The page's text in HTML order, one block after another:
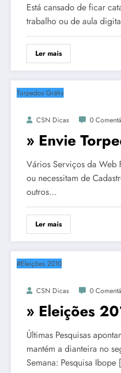
Está cansado de ficar
trabalho ou de aula
Ler mais
Torpedos Grátis
CSN Dicas 0
» Envie
Vários Serviços da Web
ou necessitam de
outros…
Ler mais
#Eleições 2010
CSN Dicas 0
» Eleições
Últimas Pesquisas
mantém a dianteira no
Semana: Pesquisa